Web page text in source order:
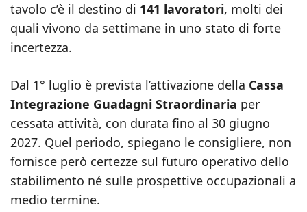
tavolo c’è il destino di 141 lavoratori, molti dei
quali vivono da settimane in uno stato di forte
incertezza.
Dal 1° luglio è prevista l’attivazione della Cassa
Integrazione Guadagni Straordinaria per
cessata attività, con durata fino al 30 giugno
2027. Quel periodo, spiegano le consigliere, non
fornisce però certezze sul futuro operativo dello
stabilimento né sulle prospettive occupazionali a
medio termine.